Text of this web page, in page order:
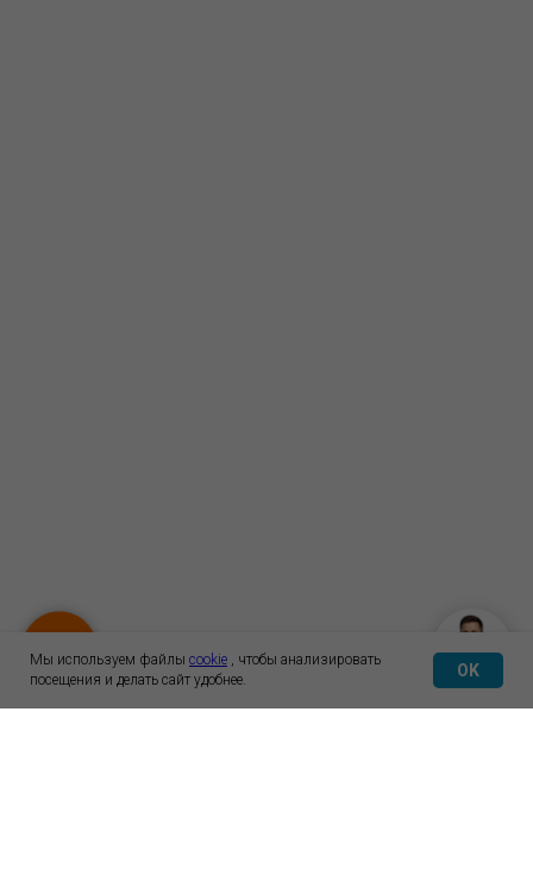
Мы используем файлы cookie , чтобы анализировать
посещения и делать сайт удобнее.
OK